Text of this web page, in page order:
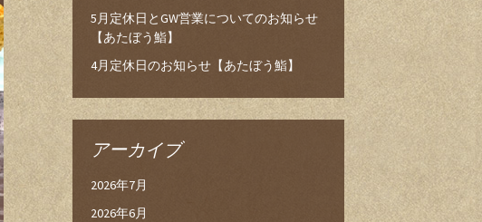
5月定休日とGW営業についてのお知らせ
【あたぼう鮨】
4月定休日のお知らせ【あたぼう鮨】
アーカイブ
2026年7月
2026年6月